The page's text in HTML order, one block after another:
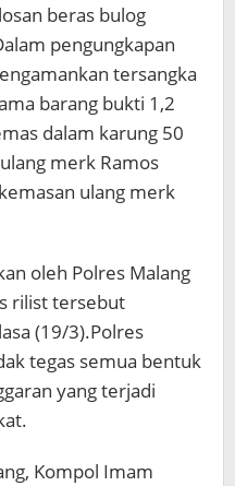
beras bulog
pengungkapan
tersangka
barang bukti 1,2
dalam karung 50
merk Ramos
ulang merk
oleh Polres Malang
rilist tersebut
(19/3).Polres
tegas semua bentuk
yang terjadi
Kompol Imam